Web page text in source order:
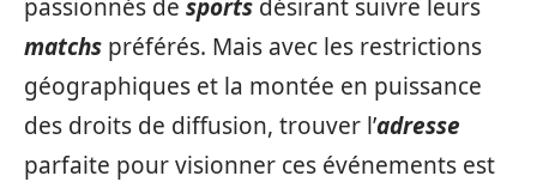
passionnés de sports désirant suivre leurs
matchs préférés. Mais avec les restrictions
géographiques et la montée en puissance
des droits de diffusion, trouver l’adresse
parfaite pour visionner ces événements est